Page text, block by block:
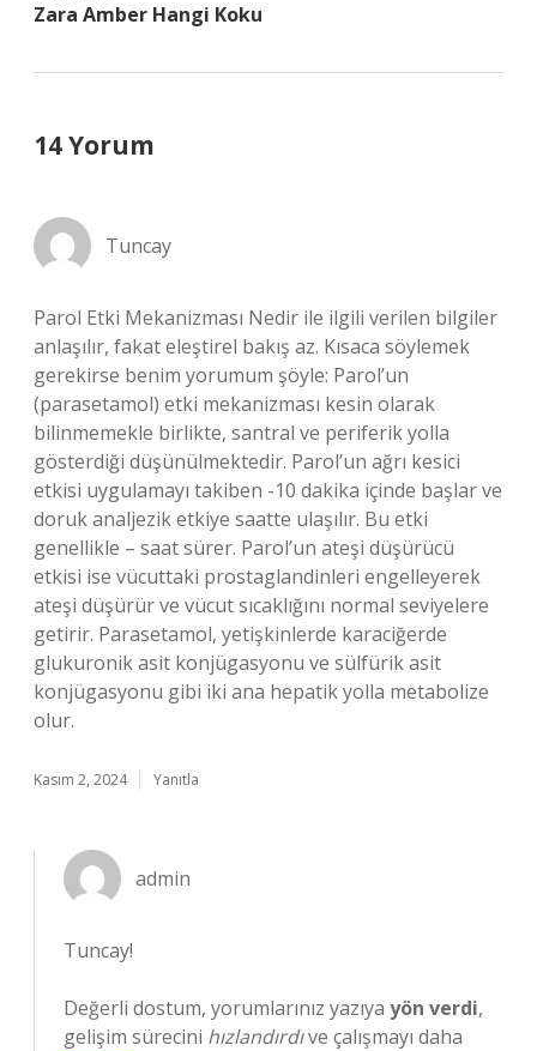
Zara Amber Hangi Koku
14 Yorum
Tuncay
Parol Etki Mekanizması Nedir ile ilgili verilen bilgiler
anlaşılır, fakat eleştirel bakış az. Kısaca söylemek
gerekirse benim yorumum şöyle: Parol’un
(parasetamol) etki mekanizması kesin olarak
bilinmemekle birlikte, santral ve periferik yolla
gösterdiği düşünülmektedir. Parol’un ağrı kesici
etkisi uygulamayı takiben -10 dakika içinde başlar ve
doruk analjezik etkiye saatte ulaşılır. Bu etki
genellikle – saat sürer. Parol’un ateşi düşürücü
etkisi ise vücuttaki prostaglandinleri engelleyerek
ateşi düşürür ve vücut sıcaklığını normal seviyelere
getirir. Parasetamol, yetişkinlerde karaciğerde
glukuronik asit konjügasyonu ve sülfürik asit
konjügasyonu gibi iki ana hepatik yolla metabolize
olur.
Kasım 2, 2024 Yanıtla
admin
Tuncay!
Değerli dostum, yorumlarınız yazıya yön verdi,
gelişim sürecini hızlandırdıve çalışmayı daha